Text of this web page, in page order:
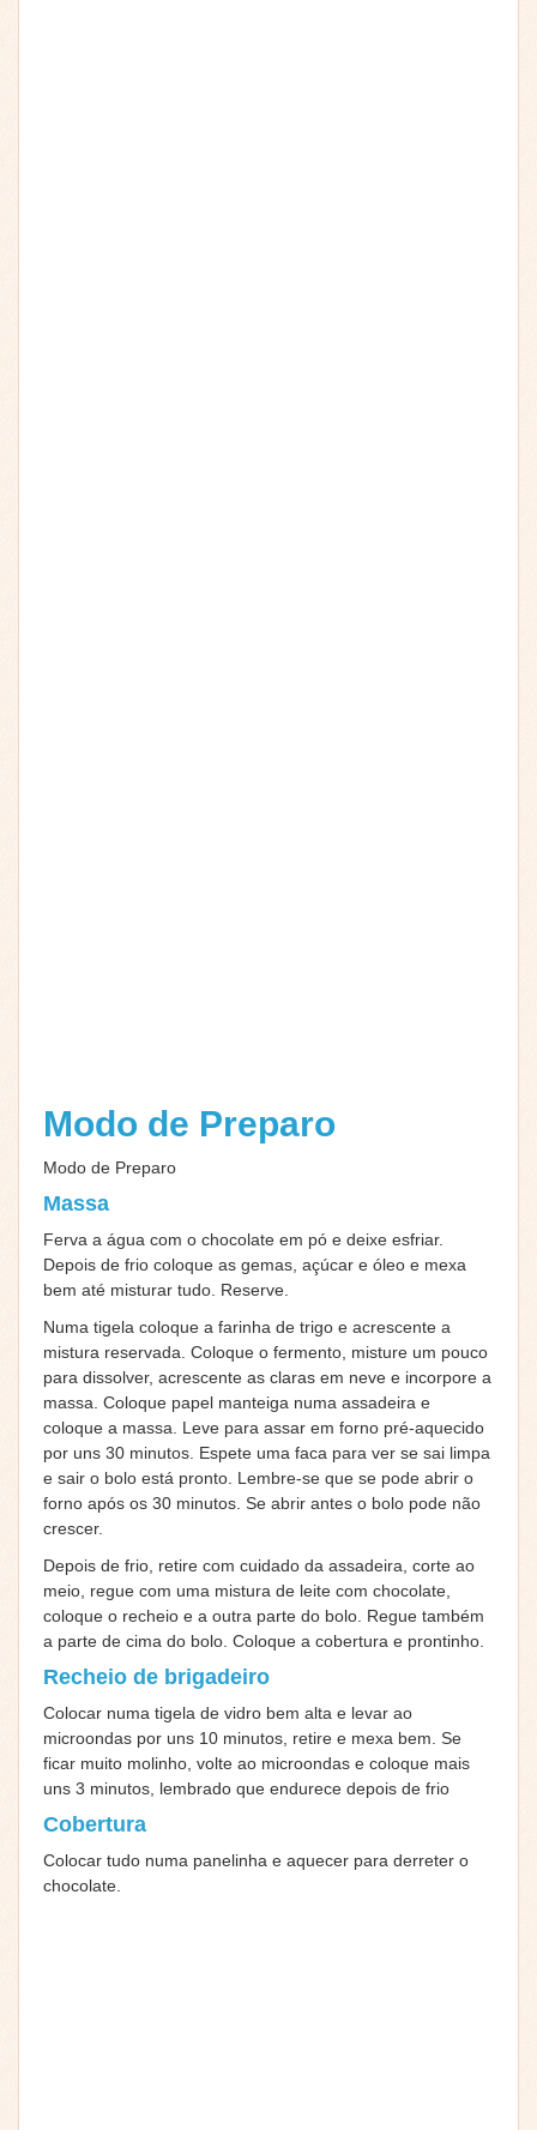
Modo de Preparo
Modo de Preparo
Massa
Ferva a água com o chocolate em pó e deixe esfriar.
Depois de frio coloque as gemas, açúcar e óleo e mexa
bem até misturar tudo. Reserve.
Numa tigela coloque a farinha de trigo e acrescente a
mistura reservada. Coloque o fermento, misture um pouco
para dissolver, acrescente as claras em neve e incorpore a
massa. Coloque papel manteiga numa assadeira e
coloque a massa. Leve para assar em forno pré-aquecido
por uns 30 minutos. Espete uma faca para ver se sai limpa
e sair o bolo está pronto. Lembre-se que se pode abrir o
forno após os 30 minutos. Se abrir antes o bolo pode não
crescer.
Depois de frio, retire com cuidado da assadeira, corte ao
meio, regue com uma mistura de leite com chocolate,
coloque o recheio e a outra parte do bolo. Regue também
a parte de cima do bolo. Coloque a cobertura e prontinho.
Recheio de brigadeiro
Colocar numa tigela de vidro bem alta e levar ao
microondas por uns 10 minutos, retire e mexa bem. Se
ficar muito molinho, volte ao microondas e coloque mais
uns 3 minutos, lembrado que endurece depois de frio
Cobertura
Colocar tudo numa panelinha e aquecer para derreter o
chocolate.